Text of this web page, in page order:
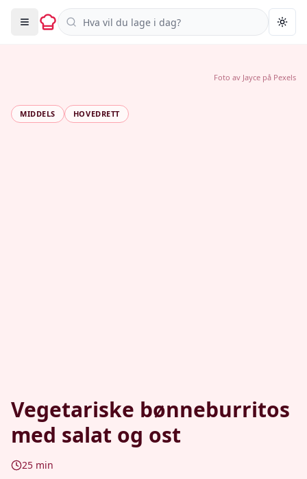
Søk i oppskrifter
MIDDELS HOVEDRETT
Vegetariske bønneburritos
med salat og ost
25 min
Foto av Jayce på Pexels